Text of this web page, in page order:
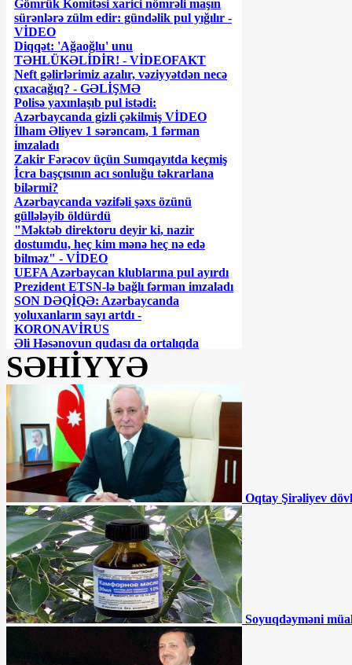
Gömrük Komitəsi xarici nömrəli maşın
sürənlərə zülm edir: gündəlik pul yığılır -
VİDEO
Diqqət: 'Ağaoğlu' unu
TƏHLÜKƏLİDİR! - VİDEOFAKT
Neft gəlirlərimiz azalır, vəziyyətdən necə
çıxacağıq? - GƏLİŞMƏ
Polisə yaxınlaşıb pul istədi:
Azərbaycanda gizli çəkilmiş VİDEO
İlham Əliyev 1 sərəncam, 1 fərman
imzaladı
Zakir Fərəcov üçün Sumqayıtda keçmiş
İcra başçısının acı sonluğu təkrarlana
bilərmi?
Azərbaycanda vəzifəli şəxs özünü
güllələyib öldürdü
"Məktəb direktoru deyir ki, nazir
dostumdu, heç kim mənə heç nə edə
bilməz" - VİDEO
UEFA Azərbaycan klublarına pul ayırdı
Prezident ETSN-lə bağlı fərman imzaladı
SON DƏQİQƏ: Azərbaycanda
yoluxanların sayı artdı -
KORONAVİRUS
Əli Həsənovun qudası da ortalıqda
görünmür... - İLGİNC
ƏƏSMN -in 190 manatı koronavirusa
necə "yoluxdurur"?
DGK ləğv olunarsa.... - İDDİA
“Mən də 3 milyonu Çovdarova halal
edirəm” - Tağı Əhmədov
190 manata görə SMS almayanların
nəzərinə!
Ali Məhkəmədən İlqar Məmmədovla
bağlı QƏRAR - BƏRAƏT VERİLDİ
İlham Əliyev sərəncam imzaladı
"Azəriqaz" nədən məhkəmə qapılarında
qalıb? - Büdcə təşkilatlarına kommunal
xərclər üçün pul ayrılsa da...
"İran və Türkiyə arasında ticarət davam
etməlidir" - Ruhani
190 manatın ortaya çıxardığı həqiqətlər -
TƏHLİL
Akif Çovdarov nə edəcək? -
“Gürcüstana gedəcək və...”
Ağdamda 15 il əvvəl tikilən məktəb
çökür - “İnvestisiya planına salınıb,
SƏHİYYƏ
Oqtay Şirəliyev
Soyuqdəyməni